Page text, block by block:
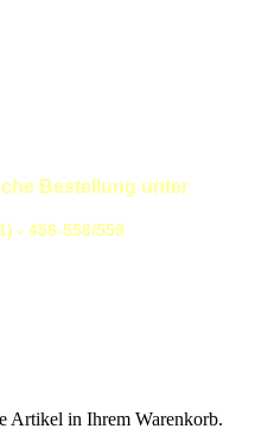
Bestellung unter
456-558/559
Artikel in Ihrem Warenkorb.